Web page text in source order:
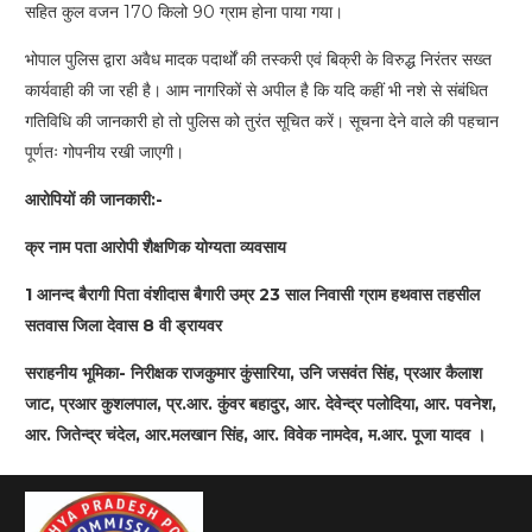
सहित कुल वजन 170 किलो 90 ग्राम होना पाया गया।
भोपाल पुलिस द्वारा अवैध मादक पदार्थों की तस्करी एवं बिक्री के विरुद्ध निरंतर सख्त
कार्यवाही की जा रही है। आम नागरिकों से अपील है कि यदि कहीं भी नशे से संबंधित
गतिविधि की जानकारी हो तो पुलिस को तुरंत सूचित करें। सूचना देने वाले की पहचान
पूर्णतः गोपनीय रखी जाएगी।
आरोपियों की जानकारी:-
क्र नाम पता आरोपी शैक्षणिक योग्यता व्यवसाय
1 आनन्द बैरागी पिता वंशीदास बैगारी उम्र 23 साल निवासी ग्राम हथवास तहसील
सतवास जिला देवास 8 वी ड्रायवर
सराहनीय भूमिका- निरीक्षक राजकुमार कुंसारिया, उनि जसवंत सिंह, प्रआर कैलाश
जाट, प्रआर कुशलपाल, प्र.आर. कुंवर बहादुर, आर. देवेन्द्र पलोदिया, आर. पवनेश,
आर. जितेन्द्र चंदेल, आर.मलखान सिंह, आर. विवेक नामदेव, म.आर. पूजा यादव ।